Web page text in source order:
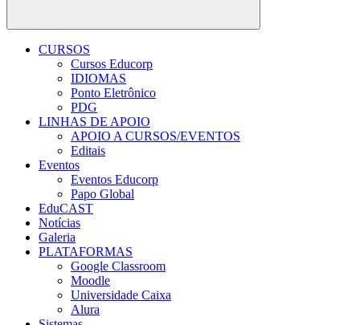
Buscar
CURSOS
Cursos Educorp
IDIOMAS
Ponto Eletrônico
PDG
LINHAS DE APOIO
APOIO A CURSOS/EVENTOS
Editais
Eventos
Eventos Educorp
Papo Global
EduCAST
Notícias
Galeria
PLATAFORMAS
Google Classroom
Moodle
Universidade Caixa
Alura